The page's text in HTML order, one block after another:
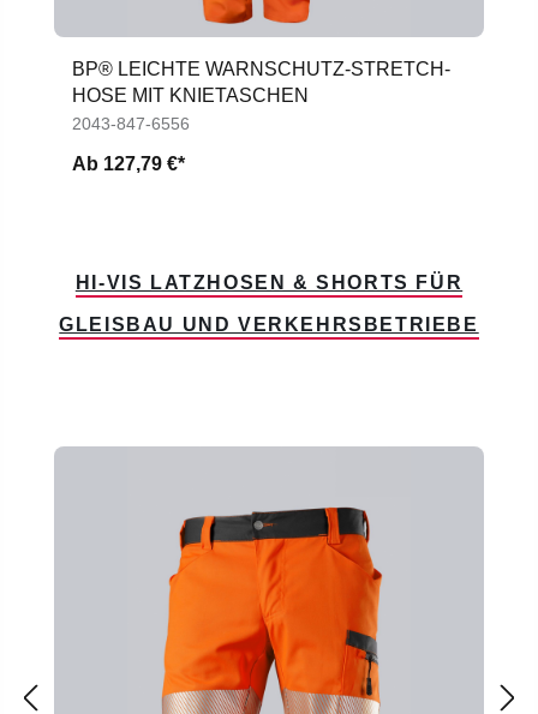
BP® LEICHTE WARNSCHUTZ-STRETCH-
HOSE MIT KNIETASCHEN
2043-847-6556
Ab 127,79 €*
HI-VIS LATZHOSEN & SHORTS FÜR
GLEISBAU UND VERKEHRSBETRIEBE